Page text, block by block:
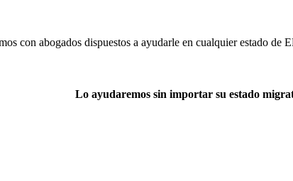
con abogados dispuestos a ayudarle en cualquier estado de
Lo ayudaremos sin importar su estado